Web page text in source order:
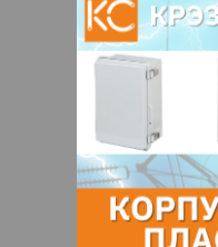
Резьба
Материал
Степень
96: IP40.
Средний
Стекло: